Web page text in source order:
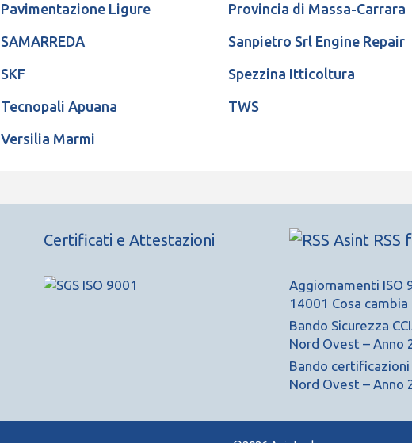
Pavimentazione Ligure Provincia di Massa-Carrara
SAMARREDA Sanpietro Srl Engine Repair
SKF Spezzina Itticoltura
Tecnopali Apuana TWS
Versilia Marmi
Certificati e Attestazioni Asint RSS
Aggiornamenti ISO
14001 Cosa
Bando Sicurezza
Nord Ovest – Anno
Bando certificazioni
Nord Ovest – Anno